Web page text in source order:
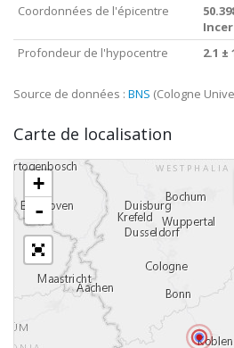
Coordonnées de l'épicentre
Profondeur de l'hypocentre
2.1 ±
Source de données : BNS (Cologne
Carte de localisation
+
-